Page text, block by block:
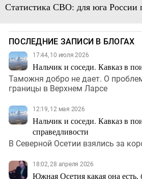
Статистика СВО: для юга России
ПОСЛЕДНИЕ ЗАПИСИ В БЛОГАХ
17:44, 10 июля 2026
Нальчик и соседи. Кавказ в
Таможня добро не дает. О
границы в Верхнем Ларсе
12:19, 12 мая 2026
Нальчик и соседи. Кавказ в
справедливости
В Северной Осетии взялись за
18:02, 28 апреля 2026
Южная Осетия какая она